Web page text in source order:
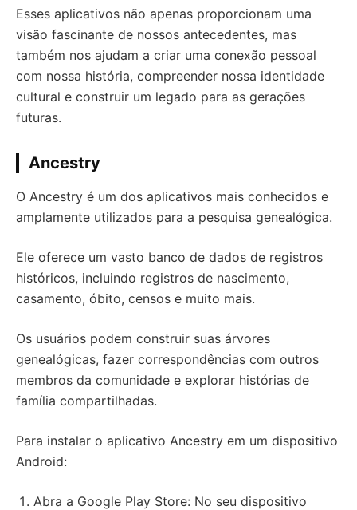
Esses aplicativos não apenas proporcionam uma
visão fascinante de nossos antecedentes, mas
também nos ajudam a criar uma conexão pessoal
com nossa história, compreender nossa identidade
cultural e construir um legado para as gerações
futuras.
Ancestry
O Ancestry é um dos aplicativos mais conhecidos e
amplamente utilizados para a pesquisa genealógica.
Ele oferece um vasto banco de dados de registros
históricos, incluindo registros de nascimento,
casamento, óbito, censos e muito mais.
Os usuários podem construir suas árvores
genealógicas, fazer correspondências com outros
membros da comunidade e explorar histórias de
família compartilhadas.
Para instalar o aplicativo Ancestry em um dispositivo
Android:
Abra a Google Play Store: No seu dispositivo